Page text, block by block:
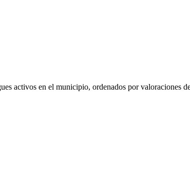
activos en el municipio, ordenados por valoraciones